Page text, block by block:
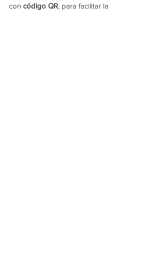
con código QR, para facilitar la